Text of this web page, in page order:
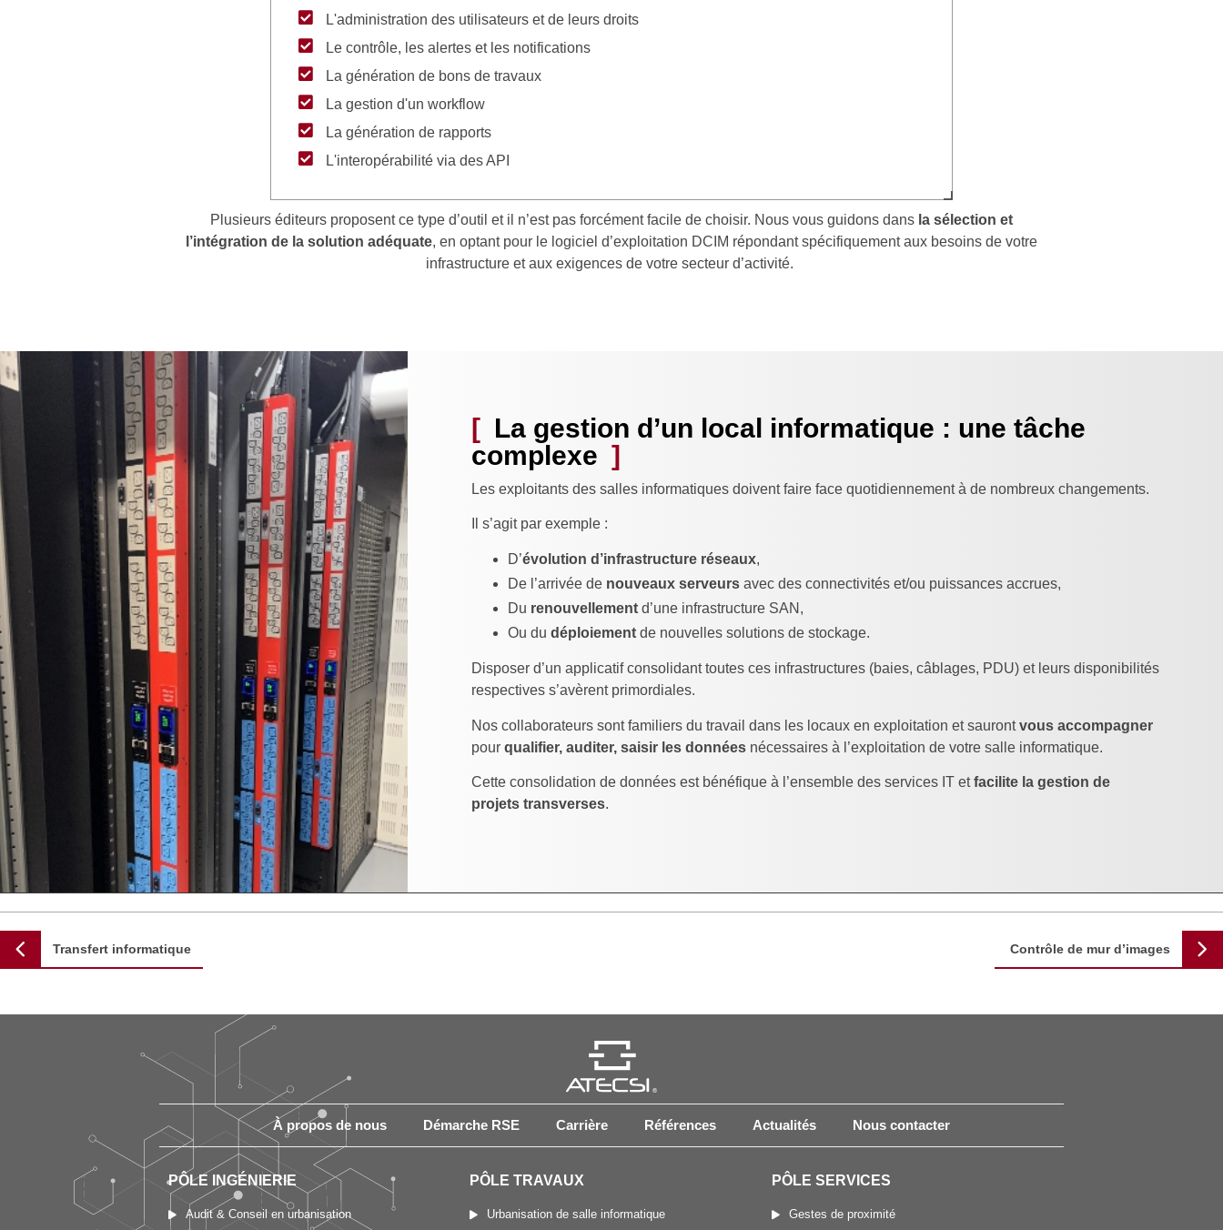
L'administration des utilisateurs et de leurs droits
Le contrôle, les alertes et les notifications
La génération de bons de travaux
La gestion d'un workflow
La génération de rapports
L'interopérabilité via des API
Plusieurs éditeurs proposent ce type d’outil et il n’est pas forcément facile de choisir. Nous vous guidons dans la sélection et
l’intégration de la solution adéquate, en optant pour le logiciel d’exploitation DCIM répondant spécifiquement aux besoins de votre
infrastructure et aux exigences de votre secteur d’activité.
La gestion d’un local informatique : une tâche
complexe
Les exploitants des salles informatiques doivent faire face quotidiennement à de nombreux changements.
Il s’agit par exemple :
D’évolution d’infrastructure réseaux,
De l’arrivée de nouveaux serveursavec des connectivités et/ou puissances accrues,
Du renouvellementd’une infrastructure SAN,
Ou du déploiementde nouvelles solutions de stockage.
Disposer d’un applicatif consolidant toutes ces infrastructures (baies, câblages, PDU) et leurs disponibilités
respectives s’avèrent primordiales.
Nos collaborateurs sont familiers du travail dans les locaux en exploitation et saurontvous accompagner
pour qualifier, auditer, saisir les donnéesnécessaires à l’exploitation de votre salle informatique.
Cette consolidation de données est bénéfique à l’ensemble des services IT etfacilite la gestion de
projets transverses.
Transfert informatique Contrôle de mur d’images
À propos de nous Démarche RSE Carrière Références Actualités Nous contacter
PÔLE INGÉNIERIE
Audit & Conseil en urbanisation
PÔLE TRAVAUX
Urbanisation de salle informatique
PÔLE SERVICES
Gestes de proximité